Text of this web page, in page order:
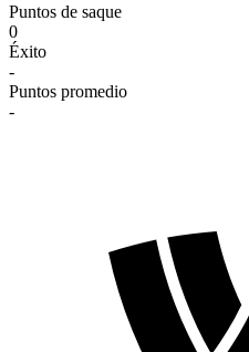
Puntos de saque
0
Éxito
-
Puntos promedio
-